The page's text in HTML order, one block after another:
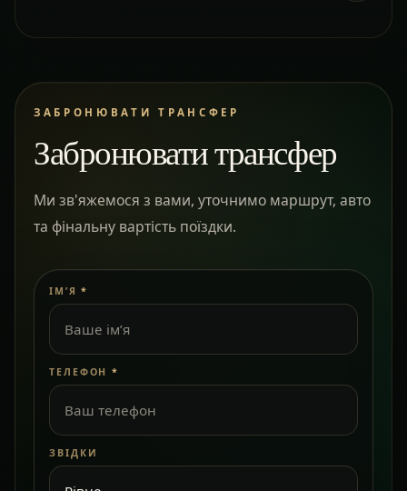
ЗАБРОНЮВАТИ ТРАНСФЕР
Забронювати трансфер
Ми зв'яжемося з вами, уточнимо маршрут, авто
та фінальну вартість поїздки.
ІМ’Я *
ТЕЛЕФОН *
ЗВІДКИ